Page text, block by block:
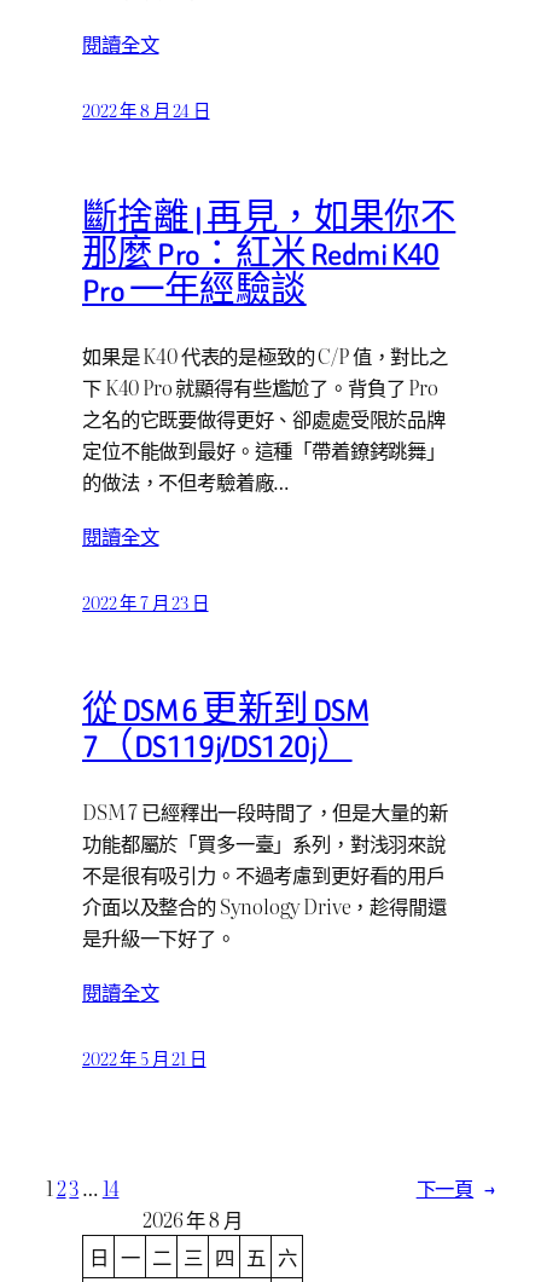
閱讀全文
2022 年 8 月 24 日
斷捨離 | 再見，如果你不
那麼 Pro：紅米 Redmi K40
Pro 一年經驗談
如果是 K40 代表的是極致的 C/P 值，對比之
下 K40 Pro 就顯得有些尷尬了。背負了 Pro
之名的它既要做得更好、卻處處受限於品牌
定位不能做到最好。這種「帶着鐐銬跳舞」
的做法，不但考驗着廠…
閱讀全文
2022 年 7 月 23 日
從 DSM 6 更新到 DSM
7（DS119j/DS120j）
DSM 7 已經釋出一段時間了，但是大量的新
功能都屬於「買多一臺」系列，對浅羽來說
不是很有吸引力。不過考慮到更好看的用戶
介面以及整合的 Synology Drive，趁得閒還
是升級一下好了。
閱讀全文
2022 年 5 月 21 日
123…14 下一頁 →
2026 年 8 月
日 一 二 三 四 五 六